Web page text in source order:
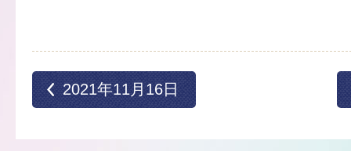
2021年11月16日